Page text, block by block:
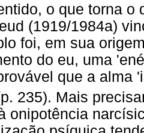
o que torna o
(1919/1984a)
foi, em sua
do eu, uma
que a alma
235). Mais
onipotência